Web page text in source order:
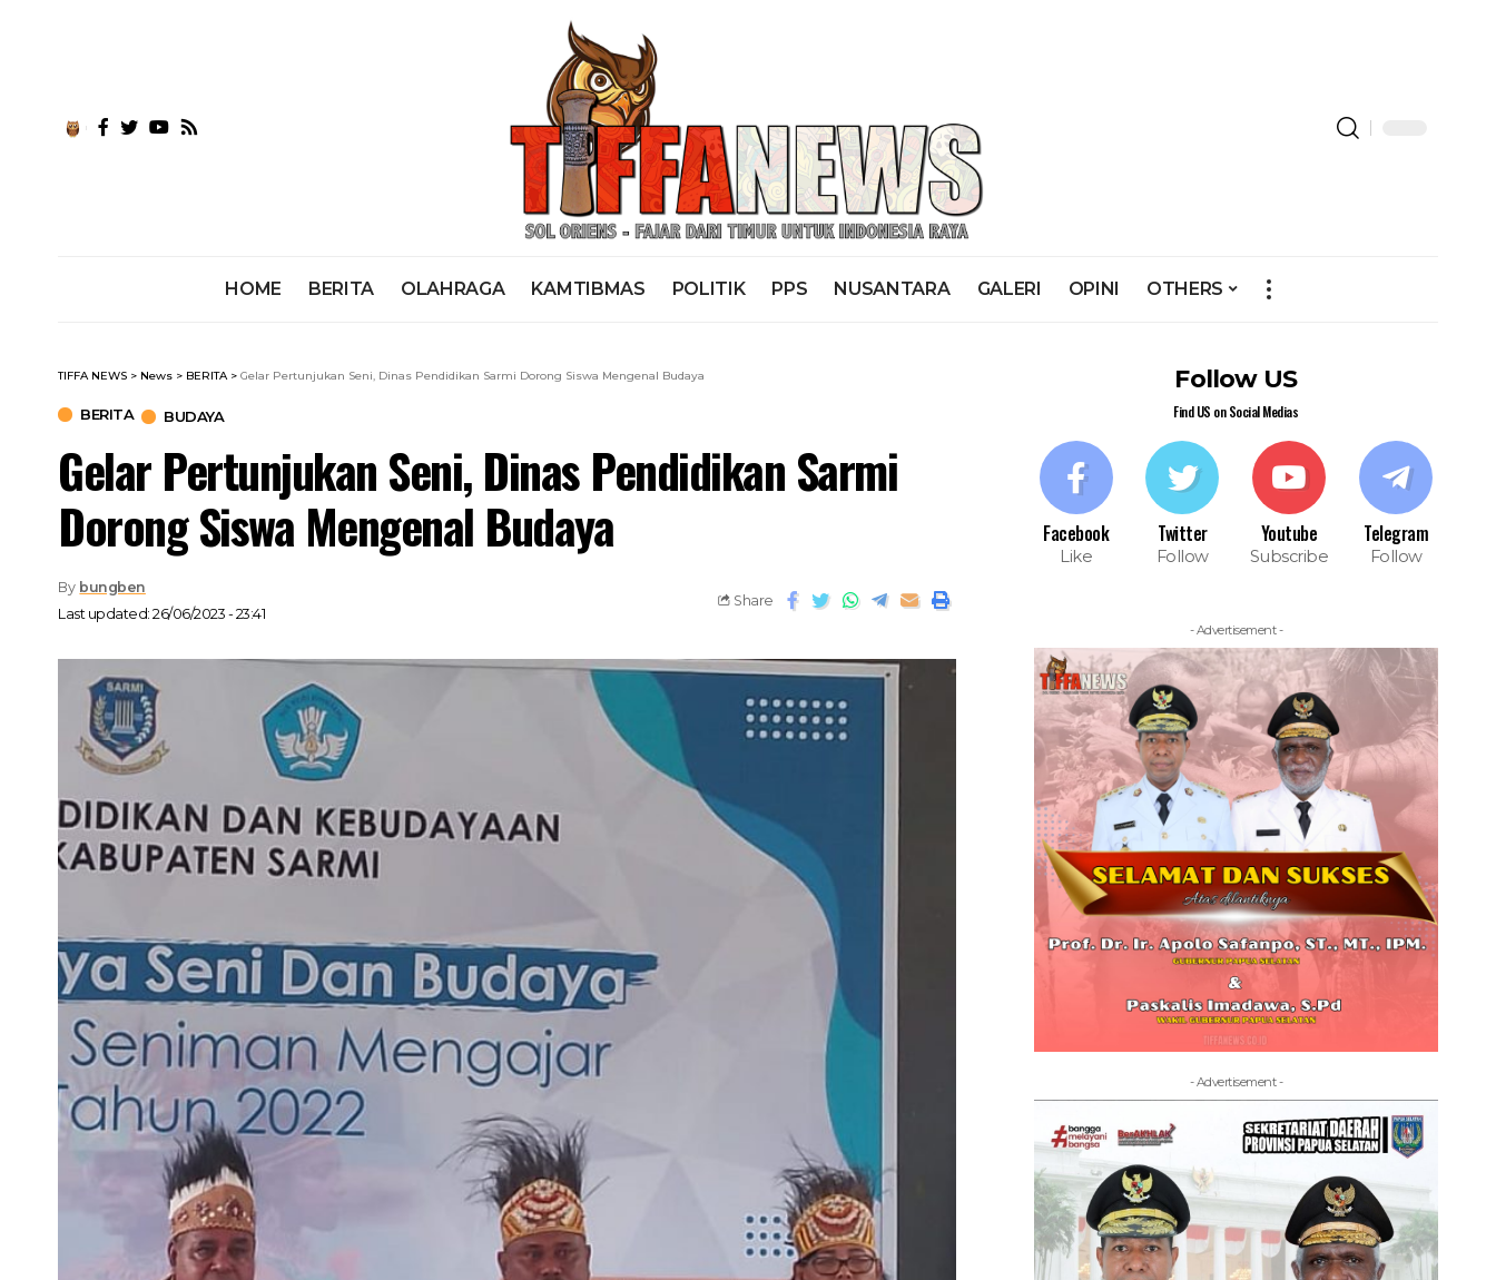
HOME BERITA OLAHRAGA KAMTIBMAS POLITIK PPS NUSANTARA GALERI OPINI OTHERS
TIFFA NEWS > News > BERITA> Gelar Pertunjukan Seni, Dinas Pendidikan Sarmi Dorong Siswa Mengenal Budaya
BERITA BUDAYA
Gelar Pertunjukan Seni, Dinas Pendidikan Sarmi
Dorong Siswa Mengenal Budaya
Last updated: 26/06/2023 - 23:41
By bungben
Share
Follow US
Find US on Social Medias
Facebook
Like
Twitter
Follow
Youtube
Subscribe
Telegram
Follow
- Advertisement -
- Advertisement -